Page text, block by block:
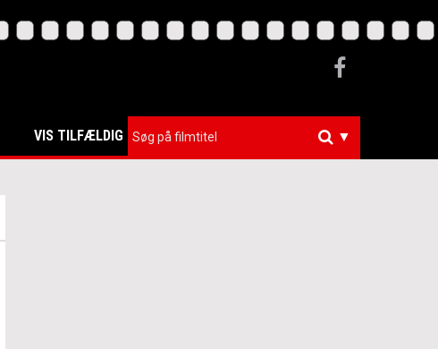
VIS TILFÆLDIG ▼